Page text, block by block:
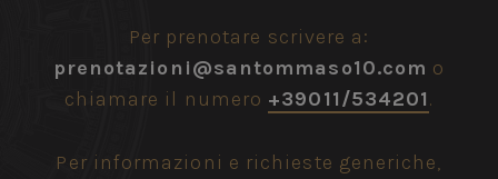
Per prenotare scrivere a:
prenotazioni@santommaso10.com o
chiamare il numero +39011/534201.
Per informazioni e richieste generiche,